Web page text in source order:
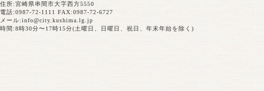
住所:宮崎県串間市大字西方5550
電話:0987-72-1111 FAX:0987-72-6727
メール:info@city.kushima.lg.jp
時間:8時30分〜17時15分(土曜日、日曜日、祝日、年末年始を除く)